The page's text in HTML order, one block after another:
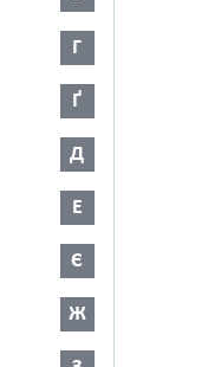
Г
Ґ
Д
Е
Є
Ж